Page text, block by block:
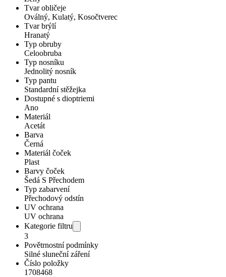
Tvar obličeje
Oválný, Kulatý, Kosočtverec
Tvar brýlí
Hranatý
Typ obruby
Celoobruba
Typ nosníku
Jednolitý nosník
Typ pantu
Standardní stěžejka
Dostupné s dioptriemi
Ano
Materiál
Acetát
Barva
Černá
Materiál čoček
Plast
Barvy čoček
Šedá S Přechodem
Typ zabarvení
Přechodový odstín
UV ochrana
UV ochrana
Kategorie filtru
3
Povětrnostní podmínky
Silné sluneční záření
Číslo položky
1708468